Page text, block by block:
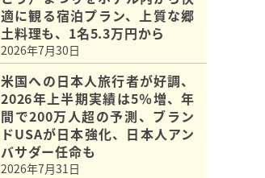
適に観る宿泊プラン、上質な郷
土料理も、1名5.3万円から
2026年7月30日
米国への日本人旅行者が好調、
2026年上半期実績は5％増、年
間で200万人超の予測、ブラン
ドUSAが日本強化、日本人アン
バサダー任命も
2026年7月31日